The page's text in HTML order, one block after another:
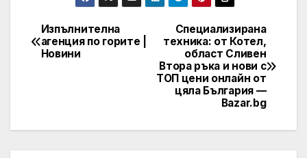
Post
navigation
Специализирана
техника: от Котел,
област Сливен
Втора ръка и нови с
ТОП цени онлайн от
цяла България —
Bazar.bg
Изпълнителна
агенция по горите |
Новини